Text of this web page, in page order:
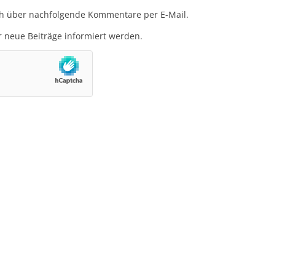
über nachfolgende Kommentare per E-Mail.
neue Beiträge informiert werden.